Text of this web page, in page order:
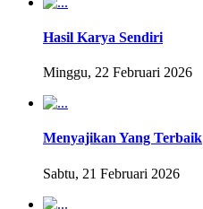
Hasil Karya Sendiri
Minggu, 22 Februari 2026
Menyajikan Yang Terbaik
Sabtu, 21 Februari 2026